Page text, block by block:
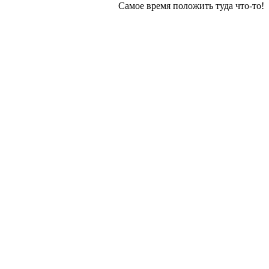
Самое время положить туда что-то!